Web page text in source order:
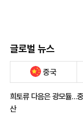
글로벌 뉴스
중국
희토류 다음은 광모듈…
산